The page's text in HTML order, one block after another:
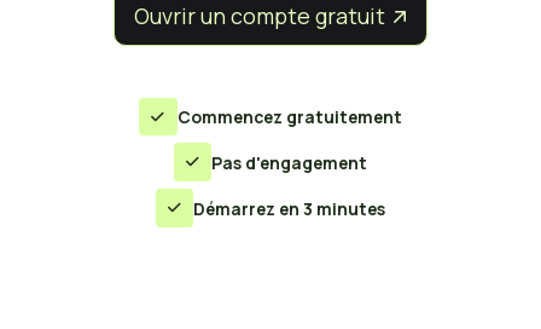
Ouvrir un compte gratuit 
 Commencez gratuitement
 Pas d'engagement
 Démarrez en 3 minutes